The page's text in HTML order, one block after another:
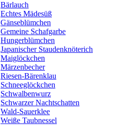
Bärlauch
Echtes Mädesüß
Gänseblümchen
Gemeine Schafgarbe
Hungerblümchen
Japanischer Staudenknöterich
Maiglöckchen
Märzenbecher
Riesen-Bärenklau
Schneeglöckchen
Schwalbenwurz
Schwarzer Nachtschatten
Wald-Sauerklee
Weiße Taubnessel